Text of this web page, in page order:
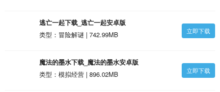
逃亡一起下载_逃亡一起安卓版
类型：冒险解谜 | 742.99MB
立即下载
魔法的墨水下载_魔法的墨水安卓版
类型：模拟经营 | 896.02MB
立即下载